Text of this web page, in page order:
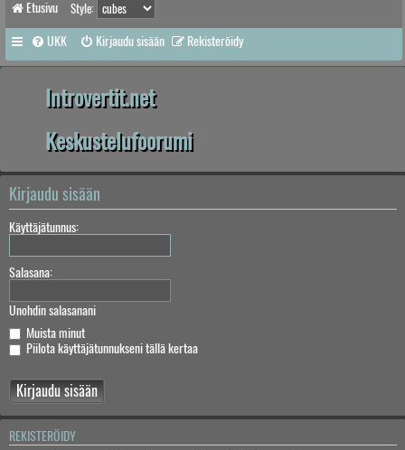
Etusivu Style:
UKK Kirjaudu sisään Rekisteröidy
Introvertit.net
Keskustelufoorumi
Kirjaudu sisään
Käyttäjätunnus:
Salasana:
Unohdin salasanani
Muista minut
Piilota käyttäjätunnukseni tällä kertaa
REKISTERÖIDY